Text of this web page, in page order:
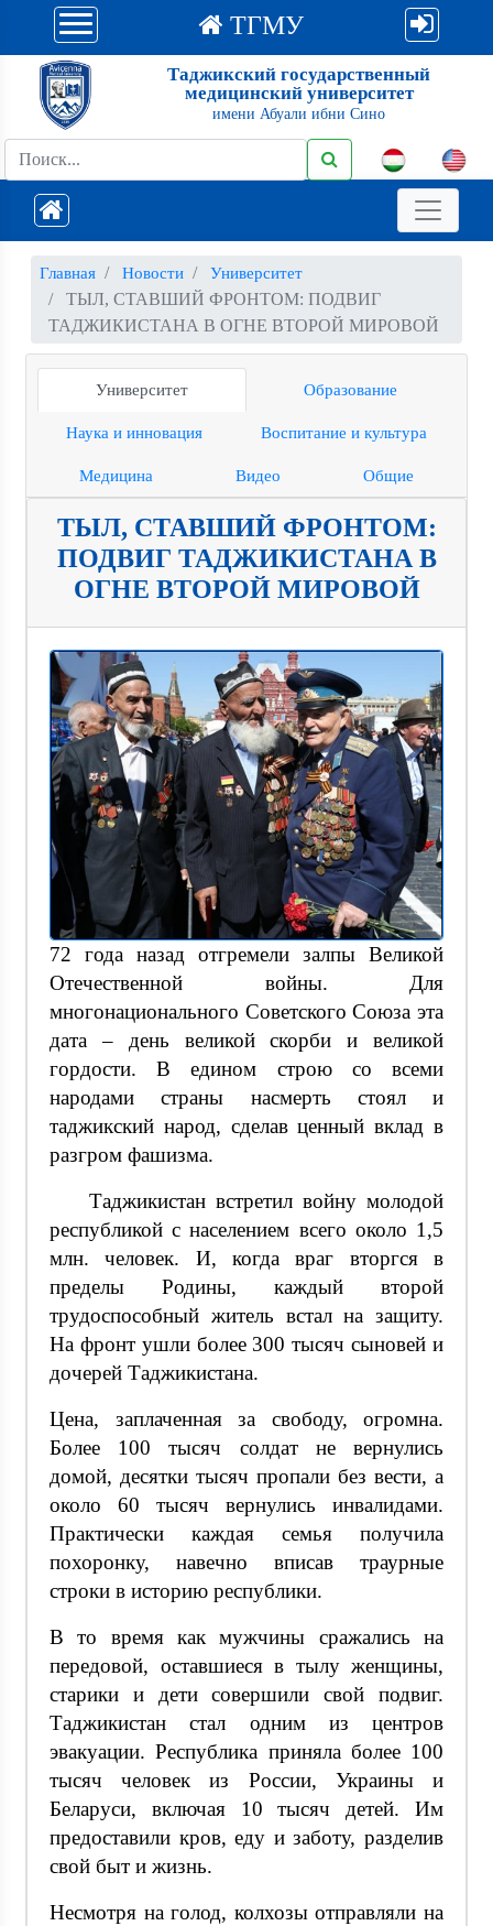
ТГМУ
Таджикский государственный
медицинский университет
имени Абуали ибни Сино
Главная Новости Университет
ТЫЛ, СТАВШИЙ ФРОНТОМ: ПОДВИГ
ТАДЖИКИСТАНА В ОГНЕ ВТОРОЙ МИРОВОЙ
Университет Образование
Наука и инновация Воспитание и культура
Медицина Видео Общие
ТЫЛ, СТАВШИЙ ФРОНТОМ:
ПОДВИГ ТАДЖИКИСТАНА В
ОГНЕ ВТОРОЙ МИРОВОЙ
72 года назад отгремели залпы Великой
Отечественной войны. Для
многонационального Советского Союза эта
дата – день великой скорби и великой
гордости. В едином строю со всеми
народами страны насмерть стоял и
таджикский народ, сделав ценный вклад в
разгром фашизма.
Таджикистан встретил войну молодой
республикой с населением всего около 1,5
млн. человек. И, когда враг вторгся в
пределы Родины, каждый второй
трудоспособный житель встал на защиту.
На фронт ушли более 300 тысяч сыновей и
дочерей Таджикистана.
Цена, заплаченная за свободу, огромна.
Более 100 тысяч солдат не вернулись
домой, десятки тысяч пропали без вести, а
около 60 тысяч вернулись инвалидами.
Практически каждая семья получила
похоронку, навечно вписав траурные
строки в историю республики.
В то время как мужчины сражались на
передовой, оставшиеся в тылу женщины,
старики и дети совершили свой подвиг.
Таджикистан стал одним из центров
эвакуации. Республика приняла более 100
тысяч человек из России, Украины и
Беларуси, включая 10 тысяч детей. Им
предоставили кров, еду и заботу, разделив
свой быт и жизнь.
Несмотря на голод, колхозы отправляли на